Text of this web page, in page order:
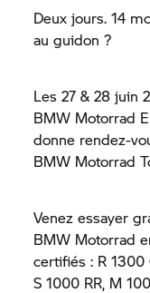
Deux jours. 14
au guidon ?
Les 27 & 28 juin
BMW Motorrad
donne rendez-
BMW Motorrad
Venez essayer
BMW Motorrad
certifiés : R
S 1000 RR, M